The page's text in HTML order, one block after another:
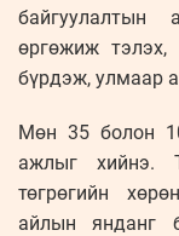
байгуулалтын
өргөжиж тэлэх,
бүрдэж, улмаар
Мөн 35 болон
ажлыг хийнэ.
төгрөгийн
айлын янданг